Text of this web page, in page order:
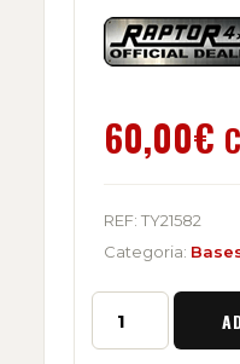
60,00€
REF: TY21582
Categoria:
Quantidade
Base